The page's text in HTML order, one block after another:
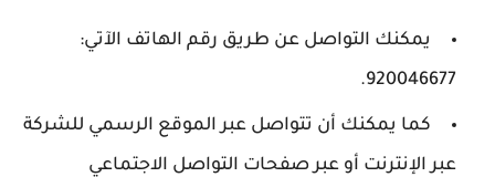
يمكنك التواصل عن طريق رقم الهاتف الآتي:
920046677.
كما يمكنك أن تتواصل عبر الموقع الرسمي للشركة
عبر الإنترنت أو عبر صفحات التواصل الاجتماعي